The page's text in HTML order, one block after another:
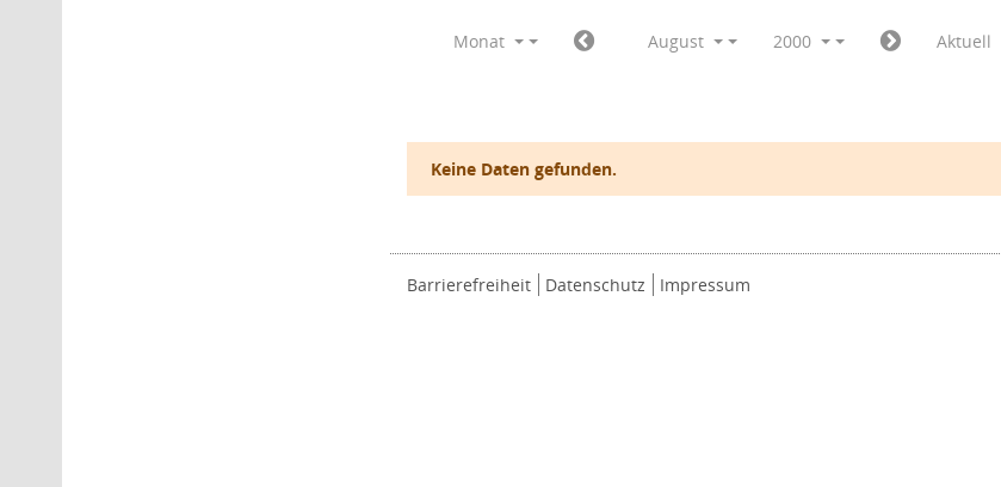
Monat August 2000 Aktuell
Keine Daten gefunden.
Barrierefreiheit Datenschutz Impressum